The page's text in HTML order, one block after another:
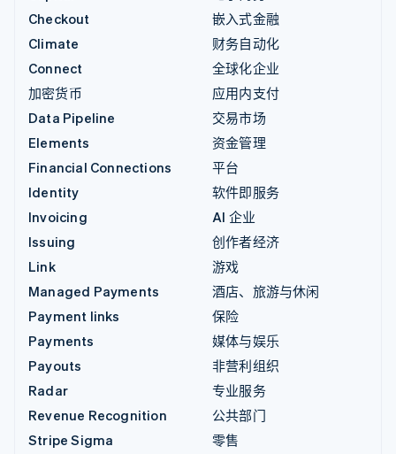
Checkout
Climate
Connect
加密货币
Data Pipeline
Elements
Financial Connections
Identity
Invoicing
Issuing
Link
Managed Payments
Payment links
Payments
Payouts
Radar
Revenue Recognition
Stripe Sigma
嵌入式金融
财务自动化
全球化企业
应用内支付
交易市场
资金管理
平台
软件即服务
AI 企业
创作者经济
游戏
酒店、旅游与休闲
保险
媒体与娱乐
非营利组织
专业服务
公共部门
零售